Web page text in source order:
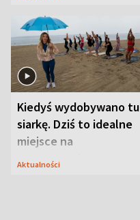
Kiedyś wydobywano tu
siarkę. Dziś to idealne
miejsce na
wypoczynek
Aktualności